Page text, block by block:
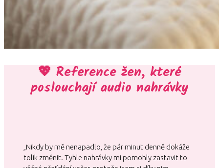
💖 Reference žen, které
poslouchají audio nahrávky
„Nikdy by mě nenapadlo, že pár minut denně dokáže
tolik změnit. Tyhle nahrávky mi pomohly zastavit to